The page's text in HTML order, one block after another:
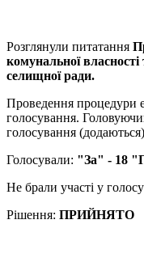
Розглянули питатання
комунальної власності
селищної ради.
Проведення процедури
голосування.
голосування
Голосували: "За" - 18
Не брали участі у
Рішення: ПРИЙНЯТО